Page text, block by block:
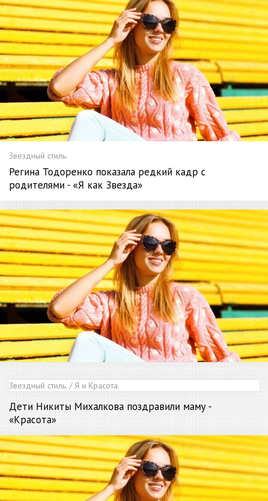
Звездный стиль.
Регина Тодоренко показала редкий кадр с
родителями - «Я как Звезда»
Звездный стиль. / Я и Красота.
Дети Никиты Михалкова поздравили маму -
«Красота»